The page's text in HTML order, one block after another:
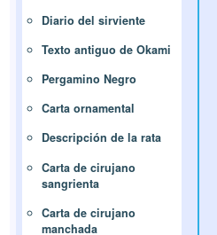
Diario del sirviente
Texto antiguo de Okami
Pergamino Negro
Carta ornamental
Descripción de la rata
Carta de cirujano
sangrienta
Carta de cirujano
manchada